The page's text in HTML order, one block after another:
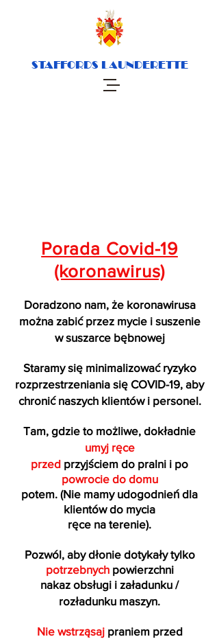
STAFFORDS LAUNDERETTE
Porada Covid-19
(koronawirus)
Doradzono nam, że koronawirusa
można zabić przez mycie i suszenie
w suszarce bębnowej
Staramy się minimalizować ryzyko
rozprzestrzeniania się COVID-19, aby
chronić naszych klientów i personel.
Tam, gdzie to możliwe, dokładnie
umyj ręce
przed przyjściem do pralni i po
powrocie do domu
potem. (Nie mamy udogodnień dla
klientów do mycia
ręce na terenie).
Pozwól, aby dłonie dotykały tylko
potrzebnychpowierzchni
nakaz obsługi i załadunku /
rozładunku maszyn.
Nie wstrząsajpraniem przed